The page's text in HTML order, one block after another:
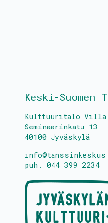
Keski-Suomen
Kulttuuritalo Villa
Seminaarinkatu 13
40100 Jyväskylä
puh. 044 399 2234